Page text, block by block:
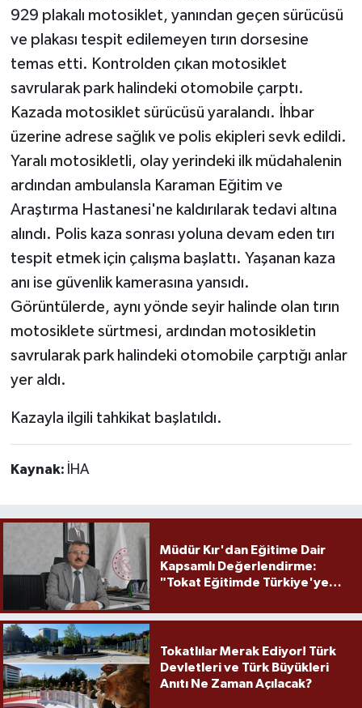
929 plakalı motosiklet, yanından geçen sürücüsü
ve plakası tespit edilemeyen tırın dorsesine
temas etti. Kontrolden çıkan motosiklet
savrularak park halindeki otomobile çarptı.
Kazada motosiklet sürücüsü yaralandı. İhbar
üzerine adrese sağlık ve polis ekipleri sevk edildi.
Yaralı motosikletli, olay yerindeki ilk müdahalenin
ardından ambulansla Karaman Eğitim ve
Araştırma Hastanesi'ne kaldırılarak tedavi altına
alındı. Polis kaza sonrası yoluna devam eden tırı
tespit etmek için çalışma başlattı. Yaşanan kaza
anı ise güvenlik kamerasına yansıdı.
Görüntülerde, aynı yönde seyir halinde olan tırın
motosiklete sürtmesi, ardından motosikletin
savrularak park halindeki otomobile çarptığı anlar
yer aldı.
Kazayla ilgili tahkikat başlatıldı.
Kaynak: İHA
Müdür Kır'dan Eğitime Dair
Kapsamlı Değerlendirme:
"Tokat Eğitimde Türkiye'ye
Tokatlılar Merak Ediyor! Türk
Devletleri ve Türk Büyükleri
Anıtı Ne Zaman Açılacak?